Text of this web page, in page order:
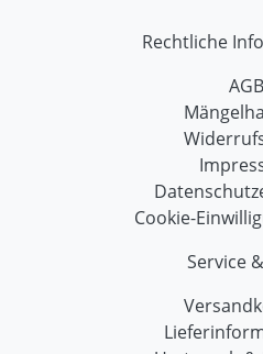
Rechtliche
AGB
Cookie-
Service